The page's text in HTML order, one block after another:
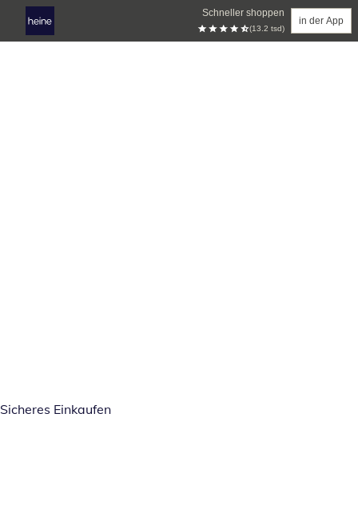
Schneller shoppen
(13.2 tsd)
in der App
Sicheres Einkaufen